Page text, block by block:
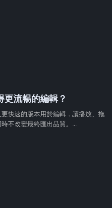
流暢的編輯？
快速的版本用於編輯，讓播放、拖
不改變最終匯出品質。...